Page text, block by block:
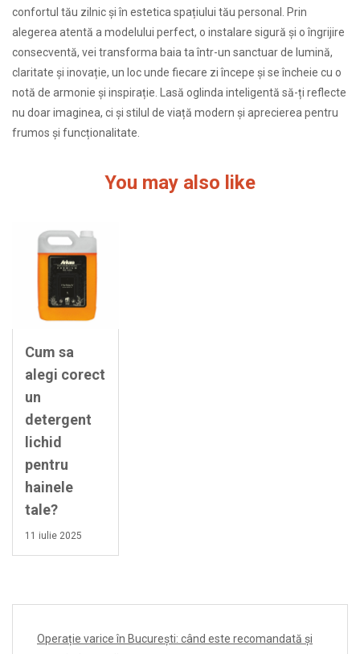
confortul tău zilnic și în estetica spațiului tău personal. Prin
alegerea atentă a modelului perfect, o instalare sigură și o îngrijire
consecventă, vei transforma baia ta într-un sanctuar de lumină,
claritate și inovație, un loc unde fiecare zi începe și se încheie cu o
notă de armonie și inspirație. Lasă oglinda inteligentă să-ți reflecte
nu doar imaginea, ci și stilul de viață modern și aprecierea pentru
frumos și funcționalitate.
You may also like
Cum sa
alegi corect
un
detergent
lichid
pentru
hainele
tale?
11 iulie 2025
Operație varice în București: când este recomandată și